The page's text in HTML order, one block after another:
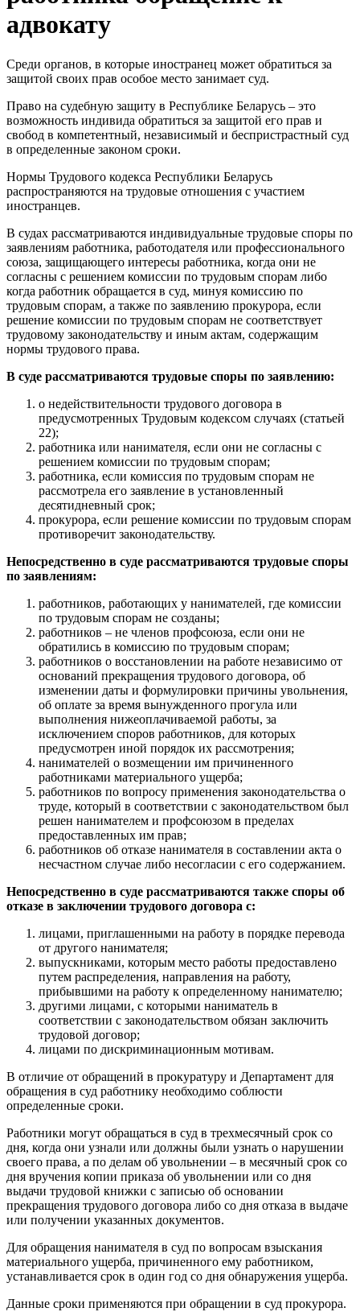
адвокату
Среди органов, в которые иностранец может обратиться за
защитой своих прав особое место занимает суд.
Право на судебную защиту в Республике Беларусь – это
возможность индивида обратиться за защитой его прав и
свобод в компетентный, независимый и беспристрастный суд
в определенные законом сроки.
Нормы Трудового кодекса Республики Беларусь
распространяются на трудовые отношения с участием
иностранцев.
В судах рассматриваются индивидуальные трудовые споры по
заявлениям работника, работодателя или профессионального
союза, защищающего интересы работника, когда они не
согласны с решением комиссии по трудовым спорам либо
когда работник обращается в суд, минуя комиссию по
трудовым спорам, а также по заявлению прокурора, если
решение комиссии по трудовым спорам не соответствует
трудовому законодательству и иным актам, содержащим
нормы трудового права.
В суде рассматриваются трудовые споры по заявлению:
о недействительности трудового договора в
предусмотренных Трудовым кодексом случаях (статьей
22);
работника или нанимателя, если они не согласны с
решением комиссии по трудовым спорам;
работника, если комиссия по трудовым спорам не
рассмотрела его заявление в установленный
десятидневный срок;
прокурора, если решение комиссии по трудовым спорам
противоречит законодательству.
Непосредственно в суде рассматриваются трудовые споры
по заявлениям:
работников, работающих у нанимателей, где комиссии
по трудовым спорам не созданы;
работников – не членов профсоюза, если они не
обратились в комиссию по трудовым спорам;
работников о восстановлении на работе независимо от
оснований прекращения трудового договора, об
изменении даты и формулировки причины увольнения,
об оплате за время вынужденного прогула или
выполнения нижеоплачиваемой работы, за
исключением споров работников, для которых
предусмотрен иной порядок их рассмотрения;
нанимателей о возмещении им причиненного
работниками материального ущерба;
работников по вопросу применения законодательства о
труде, который в соответствии с законодательством был
решен нанимателем и профсоюзом в пределах
предоставленных им прав;
работников об отказе нанимателя в составлении акта о
несчастном случае либо несогласии с его содержанием.
Непосредственно в суде рассматриваются также споры об
отказе в заключении трудового договора с:
лицами, приглашенными на работу в порядке перевода
от другого нанимателя;
выпускниками, которым место работы предоставлено
путем распределения, направления на работу,
прибывшими на работу к определенному нанимателю;
другими лицами, с которыми наниматель в
соответствии с законодательством обязан заключить
трудовой договор;
лицами по дискриминационным мотивам.
В отличие от обращений в прокуратуру и Департамент для
обращения в суд работнику необходимо соблюсти
определенные сроки.
Работники могут обращаться в суд в трехмесячный срок со
дня, когда они узнали или должны были узнать о нарушении
своего права, а по делам об увольнении – в месячный срок со
дня вручения копии приказа об увольнении или со дня
выдачи трудовой книжки с записью об основании
прекращения трудового договора либо со дня отказа в выдаче
или получении указанных документов.
Для обращения нанимателя в суд по вопросам взыскания
материального ущерба, причиненного ему работником,
устанавливается срок в один год со дня обнаружения ущерба.
Данные сроки применяются при обращении в суд прокурора.